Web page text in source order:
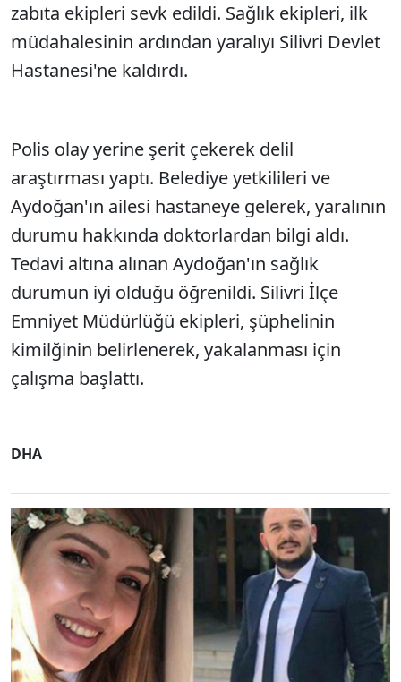
zabıta ekipleri sevk edildi. Sağlık ekipleri, ilk
müdahalesinin ardından yaralıyı Silivri Devlet
Hastanesi'ne kaldırdı.
Polis olay yerine şerit çekerek delil
araştırması yaptı. Belediye yetkilileri ve
Aydoğan'ın ailesi hastaneye gelerek, yaralının
durumu hakkında doktorlardan bilgi aldı.
Tedavi altına alınan Aydoğan'ın sağlık
durumun iyi olduğu öğrenildi. Silivri İlçe
Emniyet Müdürlüğü ekipleri, şüphelinin
kimilğinin belirlenerek, yakalanması için
çalışma başlattı.
DHA